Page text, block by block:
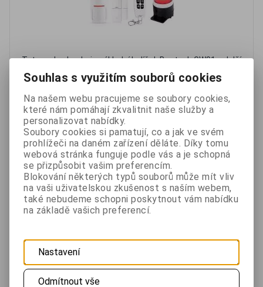
Tato sada obsahuje základní balíček Bentech GW01 a další
2 pohybové detektory Bentech navíc. Sada Standard vás
vyjde levněji než kupovat...
2 970 Kč
bez DPH 2 454,50 Kč Skladem
Oblíbené Porovnat
Nouzové SOS tlačítko/náramek pro GSM alarmy
- 24 %
Souhlas s využitím souborů cookies
Na našem webu pracujeme se soubory cookies,
které nám pomáhají zkvalitnit naše služby a
personalizovat nabídky.
Soubory cookies si pamatují, co a jak ve svém
prohlížeči na daném zařízení děláte. Díky tomu
webová stránka funguje podle vás a je schopná
se přizpůsobit vašim preferencím.
Blokování některých typů souborů může mít vliv
na vaši uživatelskou zkušenost s naším webem,
také nebudeme schopni poskytnout vám nabídku
na základě vašich preferencí.
Nastavení
Odmítnout vše